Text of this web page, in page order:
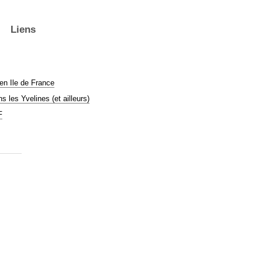
Liens
Ile de France
les Yvelines (et ailleurs)